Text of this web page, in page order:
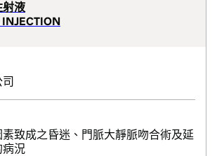
射液
INJECTION
致成之昏迷、門脈大靜脈吻合術及延
病況